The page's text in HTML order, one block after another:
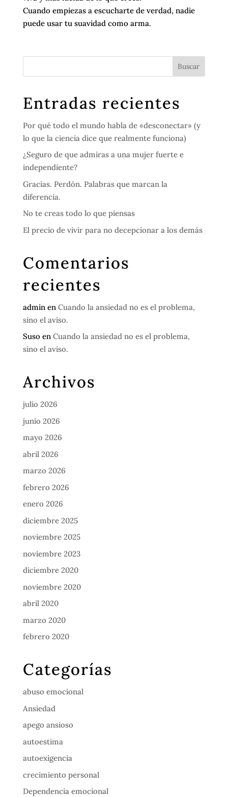
Cuando empiezas a escucharte de verdad, nadie
puede usar tu suavidad como arma.
Entradas recientes
Por qué todo el mundo habla de «desconectar» (y
lo que la ciencia dice que realmente funciona)
¿Seguro de que admiras a una mujer fuerte e
independiente?
Gracias. Perdón. Palabras que marcan la
diferencia.
No te creas todo lo que piensas
El precio de vivir para no decepcionar a los demás
Comentarios
recientes
admin en Cuando la ansiedad no es el problema,
sino el aviso.
Suso en Cuando la ansiedad no es el problema,
sino el aviso.
Archivos
julio 2026
junio 2026
mayo 2026
abril 2026
marzo 2026
febrero 2026
enero 2026
diciembre 2025
noviembre 2025
noviembre 2023
diciembre 2020
noviembre 2020
abril 2020
marzo 2020
febrero 2020
Categorías
abuso emocional
Ansiedad
apego ansioso
autoestima
autoexigencia
crecimiento personal
Dependencia emocional